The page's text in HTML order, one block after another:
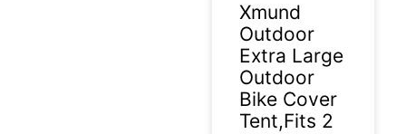
Xmund
Outdoor
Extra Large
Outdoor
Bike Cover
Tent,Fits 2